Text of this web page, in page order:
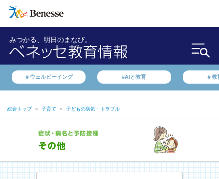
みつかる、明日のまなび。
＃ウェルビーイング #AIと教育 ＃教
総合トップ ＞ 子育て ＞ 子どもの病気・トラブル